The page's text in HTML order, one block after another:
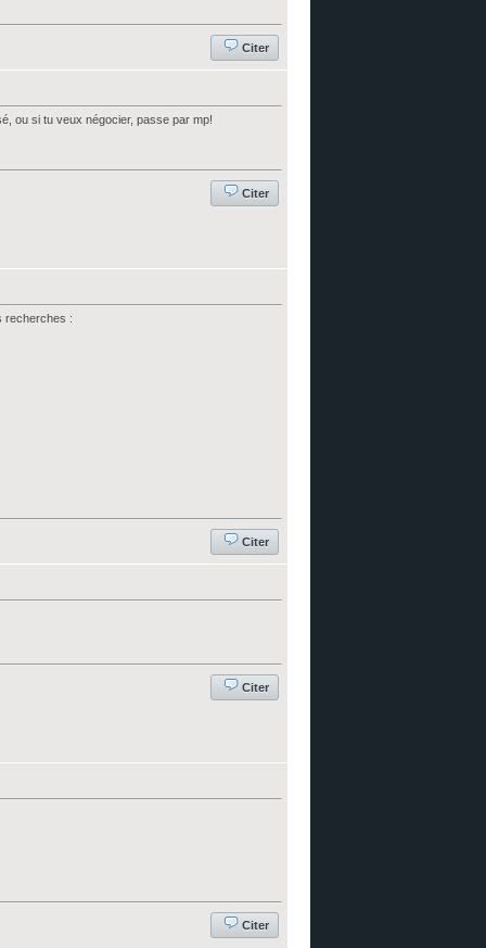
Citer
ou si tu veux négocier, passe par mp!
Citer
recherches :
Citer
Citer
Citer